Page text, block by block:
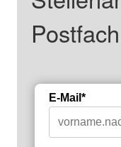
E-Mail*